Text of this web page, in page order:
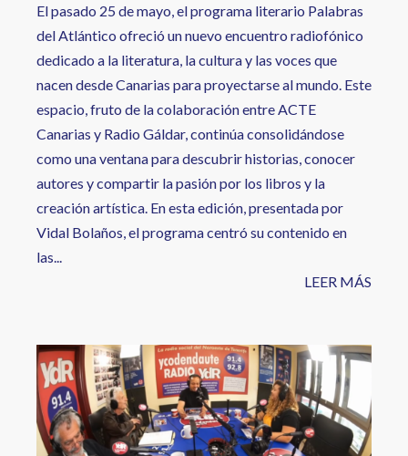
El pasado 25 de mayo, el programa literario Palabras
del Atlántico ofreció un nuevo encuentro radiofónico
dedicado a la literatura, la cultura y las voces que
nacen desde Canarias para proyectarse al mundo. Este
espacio, fruto de la colaboración entre ACTE
Canarias y Radio Gáldar, continúa consolidándose
como una ventana para descubrir historias, conocer
autores y compartir la pasión por los libros y la
creación artística. En esta edición, presentada por
Vidal Bolaños, el programa centró su contenido en
las...
LEER MÁS
Image